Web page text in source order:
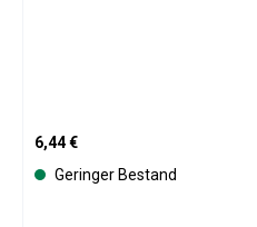
Regulärer Preis:
6,44 €
Geringer Bestand